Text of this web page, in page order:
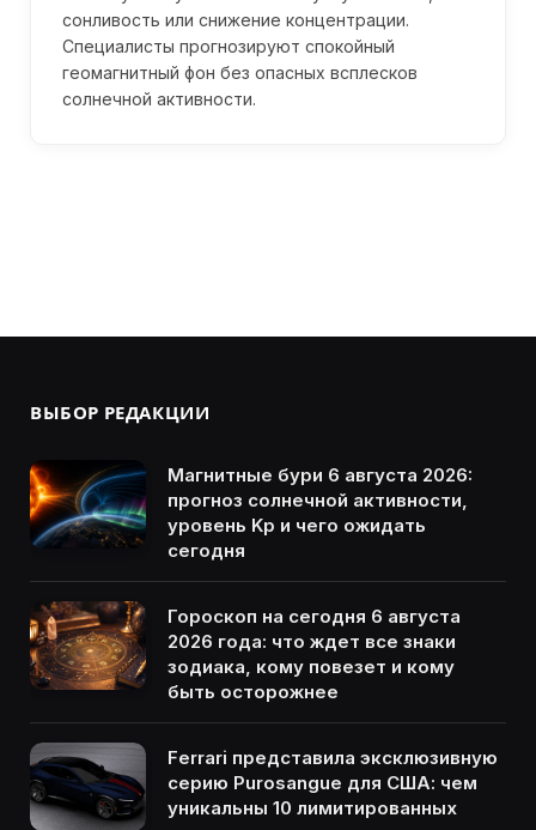
сонливость или снижение концентрации.
Специалисты прогнозируют спокойный
геомагнитный фон без опасных всплесков
солнечной активности.
ВЫБОР РЕДАКЦИИ
Магнитные бури 6 августа 2026:
прогноз солнечной активности,
уровень Kp и чего ожидать
сегодня
Гороскоп на сегодня 6 августа
2026 года: что ждет все знаки
зодиака, кому повезет и кому
быть осторожнее
Ferrari представила эксклюзивную
серию Purosangue для США: чем
уникальны 10 лимитированных